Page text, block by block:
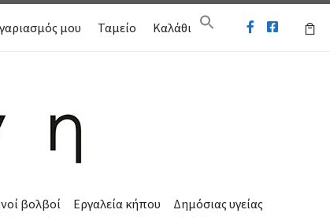
μου Ταμείο Καλάθι
βολβοί Εργαλεία κήπου
Δημόσιας υγείας